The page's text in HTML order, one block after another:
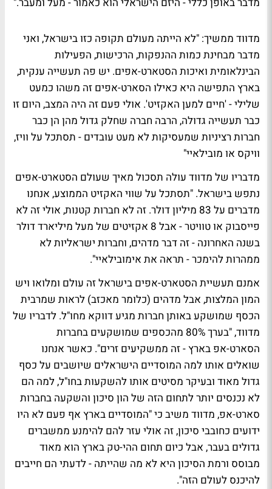
מדווד ממשיך: "לא הייתה מעולם תקופה כזו בישראל, ואני
מדבר מבחינת כמות ההנפקות, הרכישות, הפעילות
הבינלאומית ואיכות הסטארט-אפים. יש פה תעשייה ענקית,
בארץ התפישה היא כאילו הסארט-אפים זה משהו כמעט
שלילי - 'חיים למען האקזיט'. אולי פעם זה היה המצב, היום זו
כבר תעשייה גדולה, הרבה חברה שחלק גדול מהן הן כבר
חברות רציניות שמעסיקות לא מעט עובדים - תסתכל על וויז,
וויקס או מובילאיי"
מדבריו של מדווד עולה תסכול מאיך שעולם הסטארט-אפים
נתפש בישראל. "תסתכל על שווי האקזיט הממוצע, אנחנו
מדברים על 83 מיליון דולר. זה לא חברות קטנות, אולי זה לא
פייסבוק או טוויטר - אבל 8 אקזיטים של מעל מיליארד דולר
בשנה האחרונה - זה דבר מדהים, וחברות ישראליות לא
ממהרות להימכר - תראה את אימובילאיי".
אמנם תעשיית הסטארט-אפים בישראל זה עולם ומלואו ויש
המון המלצות, אבל מדהים (כלומר מאכזב) לראות שמרבית
הכסף שמושקע באותן חברות מגיע דווקא מחו"ל. לדבריו של
מדווד, "בערך 80% מהכספים שמושקעים בחברות
הסארט-אפ בארץ - זה ממשקיעים זרים". כאשר אנחנו
שואלים אותו למה המוסדיים הישראלים שיושבים על כסף
גדול מאוד ובעיקר מסיטים אותו להשקעות בחו"ל, למה הם
לא נכנסים יותר לתחום הזה של הון סיכון והשקעה בחברות
סארט-אפ, מדווד משיב כי "המוסדיים בארץ אף פעם לא היו
ידועים כחובבי סיכון, זה אולי עזר להם להימנע ממשברים
גדולים בעבר, אבל כיום תחום ההי-טק בארץ הוא מאוד
מבוסס ורמת הסיכון היא לא מה שהייתה - לדעתי הם חייבים
להיכנס לעולם הזה".